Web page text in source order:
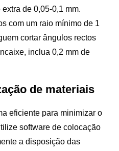
de 0,05-0,1 mm.
com um raio mínimo de 1
cortar ângulos rectos
inclua 0,2 mm de
de materiais
eficiente para minimizar o
software de colocação
a disposição das